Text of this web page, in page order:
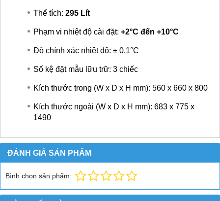
Thể tích: 295 Lít
Phạm vi nhiệt độ cài đặt: +2°C đến +10°C
Độ chính xác nhiệt độ: ± 0.1°C
Số kệ đặt mẫu lữu trữ: 3 chiếc
Kích thước trong (W x D x H mm): 560 x 660 x 800
Kích thước ngoài (W x D x H mm): 683 x 775 x
1490
ĐÁNH GIÁ SẢN PHẨM
Bình chọn sản phẩm: